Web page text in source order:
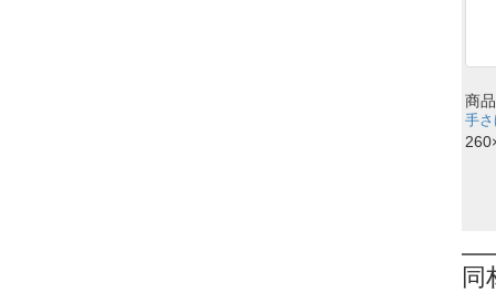
商
手
同